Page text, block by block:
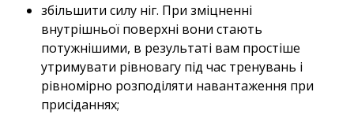
збільшити силу ніг. При зміцненні
внутрішньої поверхні вони стають
потужнішими, в результаті вам простіше
утримувати рівновагу під час тренувань і
рівномірно розподіляти навантаження при
присіданнях;